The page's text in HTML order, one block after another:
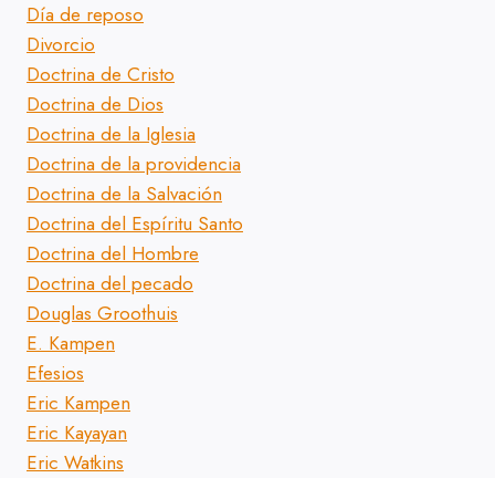
Día de reposo
Divorcio
Doctrina de Cristo
Doctrina de Dios
Doctrina de la Iglesia
Doctrina de la providencia
Doctrina de la Salvación
Doctrina del Espíritu Santo
Doctrina del Hombre
Doctrina del pecado
Douglas Groothuis
E. Kampen
Efesios
Eric Kampen
Eric Kayayan
Eric Watkins